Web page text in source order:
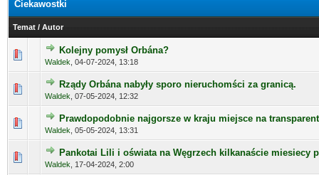
Ciekawostki
Temat / Autor
Kolejny pomysł Orbána?
Waldek 04-07-2024, 13:18
Rządy Orbána nabyły sporo nieruchomści za granicą.
Waldek 07-05-2024, 12:32
Prawdopodobnie najgorsze w kraju miejsce na
Waldek 05-05-2024, 13:31
Pankotai Lili i oświata na Węgrzech kilkanaście miesiecy
Waldek 17-04-2024, 2:00